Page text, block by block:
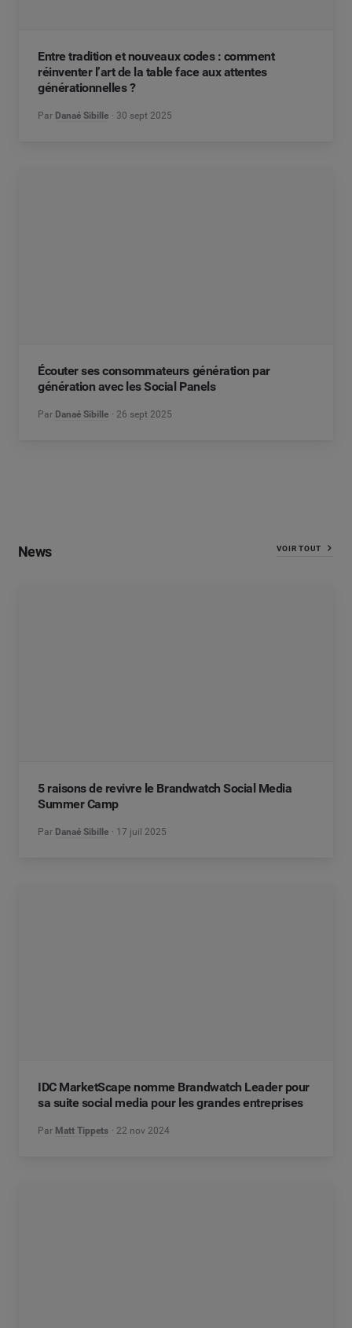
Entre tradition et nouveaux codes : comment
réinventer l’art de la table face aux attentes
générationnelles ?
Par Danaé Sibille 30 sept 2025
Écouter ses consommateurs génération par
génération avec les Social Panels
Par Danaé Sibille 26 sept 2025
News VOIR TOUT
5 raisons de revivre le Brandwatch Social Media
Summer Camp
Par Danaé Sibille 17 juil 2025
IDC MarketScape nomme Brandwatch Leader pour
sa suite social media pour les grandes entreprises
Par Matt Tippets 22 nov 2024